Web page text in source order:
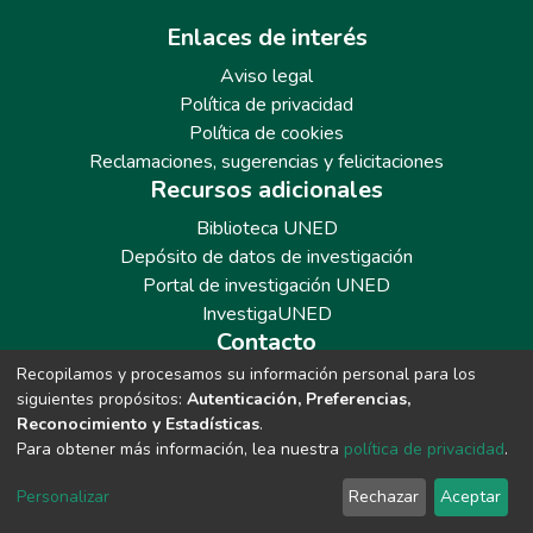
Enlaces de interés
Aviso legal
Política de privacidad
Política de cookies
Reclamaciones, sugerencias y felicitaciones
Recursos adicionales
Biblioteca UNED
Depósito de datos de investigación
Portal de investigación UNED
InvestigaUNED
Contacto
Teléfono: 913986562 / 6643 / 6633 / 8766
Correo: repositoriobiblioteca@adm.uned.es
Recopilamos y procesamos su información personal para los
siguientes propósitos: Autenticación, Preferencias,
Reconocimiento y Estadísticas.
Para obtener más información, lea nuestra política de privacidad.
Personalizar Rechazar Aceptar